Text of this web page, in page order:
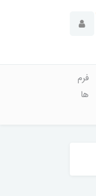
فرم
ها